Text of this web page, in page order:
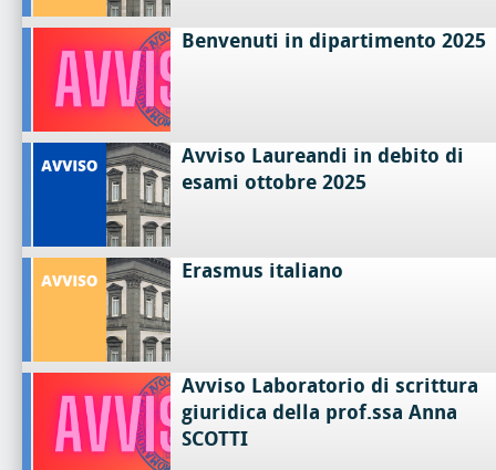
Benvenuti in dipartimento 2025
Avviso Laureandi in debito di
esami ottobre 2025
Erasmus italiano
Avviso Laboratorio di scrittura
giuridica della prof.ssa Anna
SCOTTI